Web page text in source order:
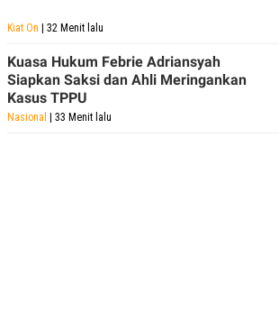
Kiat On | 32 Menit lalu
Kuasa Hukum Febrie Adriansyah
Siapkan Saksi dan Ahli Meringankan
Kasus TPPU
Nasional | 33 Menit lalu